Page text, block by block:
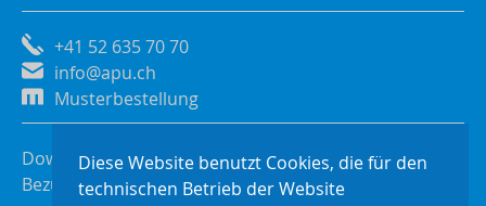
+41 52 635 70 70
info@apu.ch
Musterbestellung
Downloads
Bezugsquellen
Diese Website benutzt Cookies, die für den
technischen Betrieb der Website